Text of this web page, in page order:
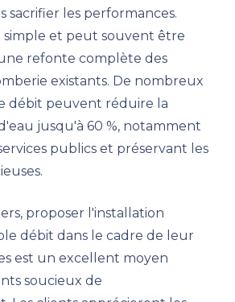
sacrifier les performances.
simple et peut souvent être
refonte complète des
existants. De nombreux
débit peuvent réduire la
jusqu'à 60 %, notamment
publics et préservant les
proposer l'installation
débit dans le cadre de leur
est un excellent moyen
soucieux de